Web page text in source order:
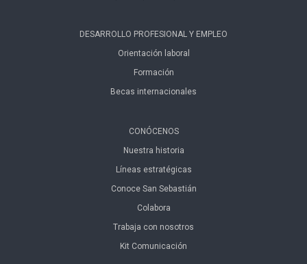
DESARROLLO PROFESIONAL Y EMPLEO
Orientación laboral
Formación
Becas internacionales
CONÓCENOS
Nuestra historia
Líneas estratégicas
Conoce San Sebastián
Colabora
Trabaja con nosotros
Kit Comunicación